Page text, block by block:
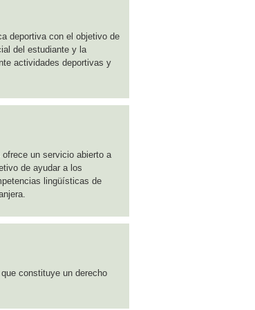
deportiva con el objetivo de
del estudiante y la
actividades deportivas y
un servicio abierto a
de ayudar a los
lingüísticas de
constituye un derecho